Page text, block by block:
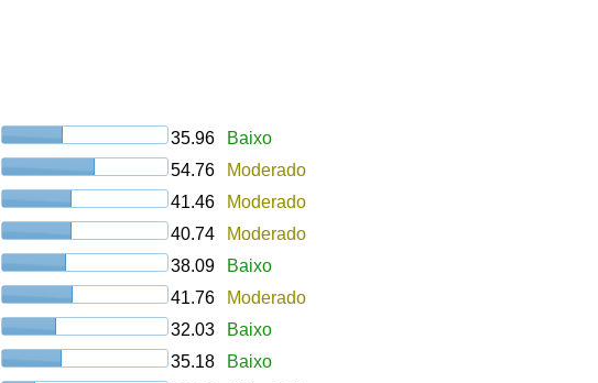
35.96
Baixo
54.76
Moderado
41.46
Moderado
40.74
Moderado
38.09
Baixo
41.76
Moderado
32.03
Baixo
35.18
Baixo